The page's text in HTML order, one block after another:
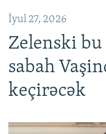
İyul 27, 2026
Zelenski
sabah
keçirəcək